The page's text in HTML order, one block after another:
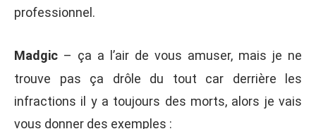
professionnel.
Madgic – ça a l’air de vous amuser, mais je ne
trouve pas ça drôle du tout car derrière les
infractions il y a toujours des morts, alors je vais
vous donner des exemples :